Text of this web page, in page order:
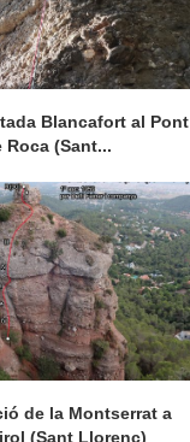
Blancafort al Pont
Roca (Sant...
de la Montserrat a
(Sant Llorenç)